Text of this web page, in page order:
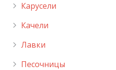
Карусели
Качели
Лавки
Песочницы